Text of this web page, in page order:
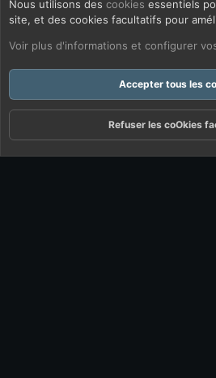
Nous utilisons des cookies essentiels
site, et des cookies facultatifs pour
Voir plus d'informations et configurer
Accepter tous les
Refuser les coOkies